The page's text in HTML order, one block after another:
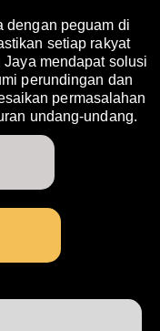
dengan peguam di
setiap rakyat
mendapat solusi
perundingan dan
permasalahan
undang-undang.